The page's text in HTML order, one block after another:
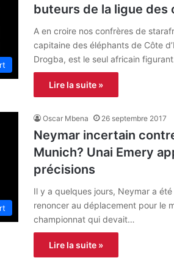
buteurs de la ligue des
A en croire nos confrères de
capitaine des éléphants de Côte
Drogba, est le seul africain
Lire la suite »
Oscar Mbena 26 septembre 2017
Neymar incertain
Munich? Unai Emery
précisions
Il y a quelques jours, Neymar a
renoncer au déplacement pour le
championnat qui devait…
Lire la suite »